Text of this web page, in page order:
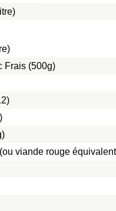
Frais (500g)
viande rouge